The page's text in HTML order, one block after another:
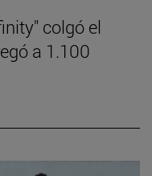
colgó el
a 1.100